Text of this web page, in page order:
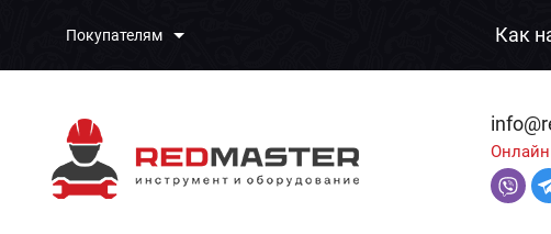
Покупателям Как
Онлайн